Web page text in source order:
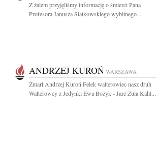
Z żalem przyjęliśmy informację o śmierci Pana
Profesora Janusza Siatkowskiego wybitnego...
ANDRZEJ KUROŃ WARSZAWA
Zmarł Andrzej Kuroń Felek walterowiec nasz druh
Walterowcy z Jedynki Ewa Bożyk - Jare Zula Kahl...